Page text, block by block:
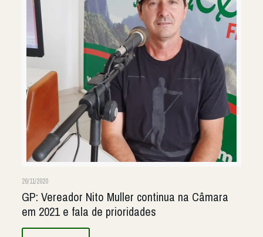
26/11/2020
GP: Vereador Nito Muller continua na Câmara
em 2021 e fala de prioridades